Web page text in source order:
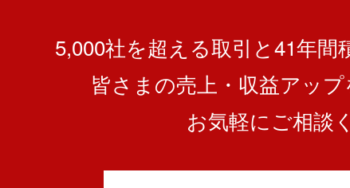
5,000社を超える取引と41年間
皆さまの売上・収益アップ
お気軽にご相談